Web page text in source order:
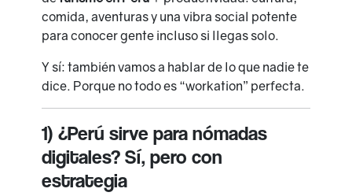
comida, aventuras y una vibra social potente
para conocer gente incluso si llegas solo.
Y sí: también vamos a hablar de lo que nadie te
dice. Porque no todo es “workation” perfecta.
1) ¿Perú sirve para nómadas
digitales? Sí, pero con
estrategia